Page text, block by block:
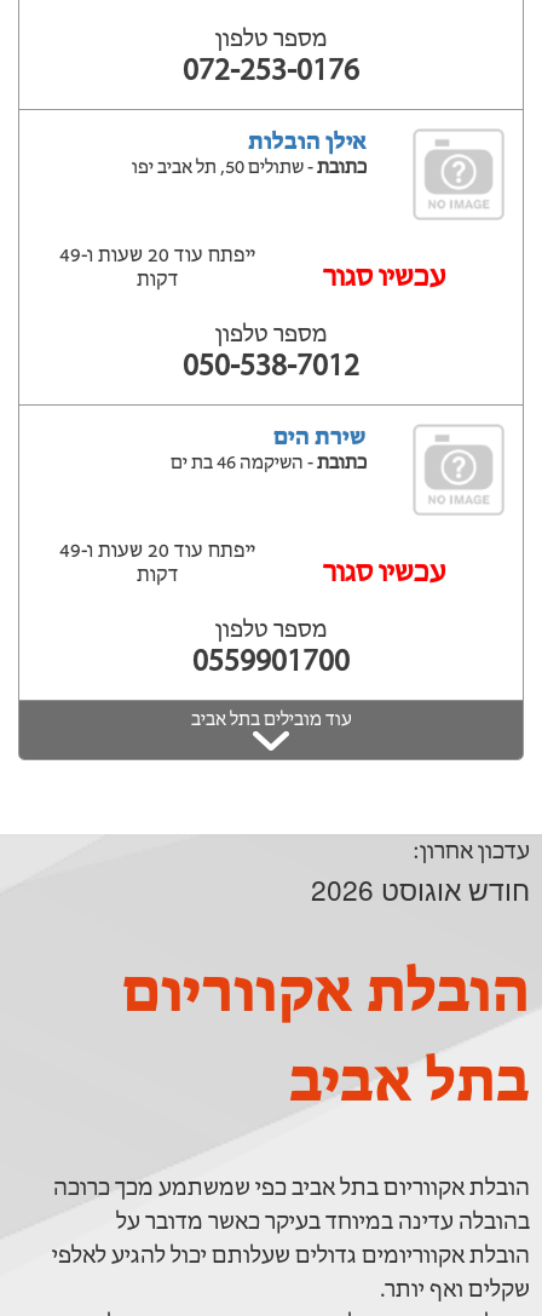
מספר טלפון
072-253-0176
אילן הובלות
כתובת- שתולים 50, תל אביב יפו
עכשיו סגור
ייפתח עוד 20 שעות ‫ו-49
דקות
מספר טלפון
050-538-7012
שירת הים
כתובת- השיקמה 46 בת ים
עכשיו סגור
ייפתח עוד 20 שעות ‫ו-49
דקות
מספר טלפון
0559901700
עוד מובילים בתל אביב
עדכון אחרון:
חודש אוגוסט 2026
הובלת אקווריום
בתל אביב
הובלת אקווריום בתל אביב כפי שמשתמע מכך כרוכה
בהובלה עדינה במיוחד בעיקר כאשר מדובר על
הובלת אקווריומים גדולים שעלותם יכול להגיע לאלפי
שקלים ואף יותר.